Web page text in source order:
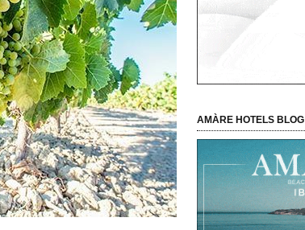
AMÀRE HOTELS BLOG